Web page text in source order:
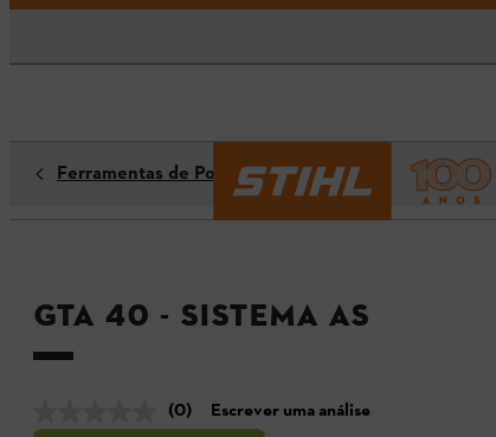
Ferramentas de Poda
GTA 40 - Sistema AS
(0) Escrever uma análise